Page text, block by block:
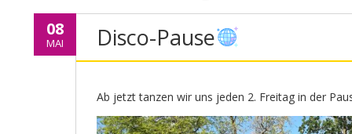
08
MAI Disco-Pause
Ab jetzt tanzen wir uns jeden 2. Freitag in der